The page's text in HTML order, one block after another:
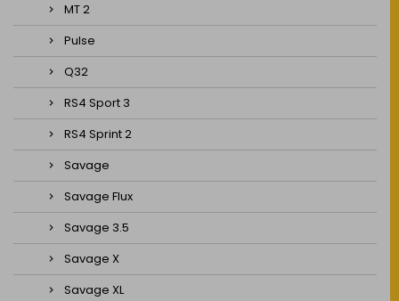
MT 2
Pulse
Q32
RS4 Sport 3
RS4 Sprint 2
Savage
Savage Flux
Savage 3.5
Savage X
Savage XL